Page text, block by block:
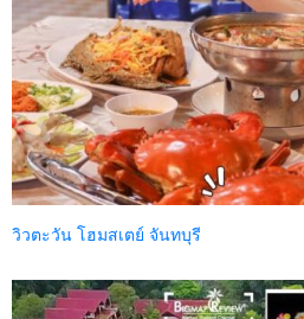
วิวตะวัน โฮมสเตย์ จันทบุรี